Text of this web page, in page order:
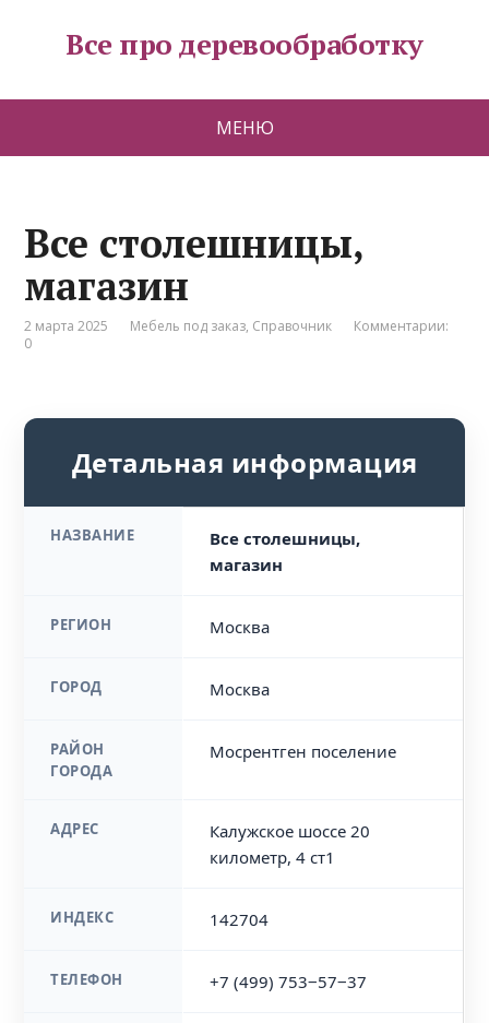
Все про деревообработку
МЕНЮ
Все столешницы,
магазин
2 марта 2025 Мебель под заказ, Справочник
Комментарии:
0
Детальная информация
НАЗВАНИЕ
Все столешницы,
магазин
РЕГИОН Москва
ГОРОД Москва
РАЙОН
ГОРОДА
Мосрентген поселение
АДРЕС
Калужское шоссе 20
километр, 4 ст1
ИНДЕКС 142704
ТЕЛЕФОН +7 (499) 753‒57‒37